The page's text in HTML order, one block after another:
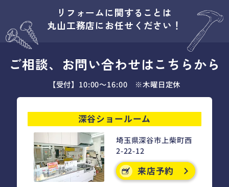
リフォームに関することは
丸山工務店にお任せください！
ご相談、お問い合わせはこちらから
【受付】10:00～16:00 ※木曜日定休
深谷ショールーム
埼玉県深谷市上柴町西
2-22-12
来店予約